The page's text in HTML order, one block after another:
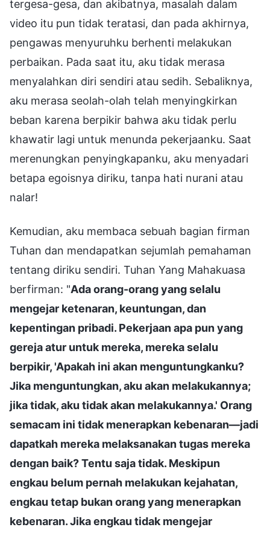
tergesa-gesa, dan akibatnya, masalah dalam
video itu pun tidak teratasi, dan pada akhirnya,
pengawas menyuruhku berhenti melakukan
perbaikan. Pada saat itu, aku tidak merasa
menyalahkan diri sendiri atau sedih. Sebaliknya,
aku merasa seolah-olah telah menyingkirkan
beban karena berpikir bahwa aku tidak perlu
khawatir lagi untuk menunda pekerjaanku. Saat
merenungkan penyingkapanku, aku menyadari
betapa egoisnya diriku, tanpa hati nurani atau
nalar!
Kemudian, aku membaca sebuah bagian firman
Tuhan dan mendapatkan sejumlah pemahaman
tentang diriku sendiri. Tuhan Yang Mahakuasa
berfirman: "Ada orang-orang yang selalu
mengejar ketenaran, keuntungan, dan
kepentingan pribadi. Pekerjaan apa pun yang
gereja atur untuk mereka, mereka selalu
berpikir, 'Apakah ini akan menguntungkanku?
Jika menguntungkan, aku akan melakukannya;
jika tidak, aku tidak akan melakukannya.' Orang
semacam ini tidak menerapkan kebenaran—jadi
dapatkah mereka melaksanakan tugas mereka
dengan baik? Tentu saja tidak. Meskipun
engkau belum pernah melakukan kejahatan,
engkau tetap bukan orang yang menerapkan
kebenaran. Jika engkau tidak mengejar